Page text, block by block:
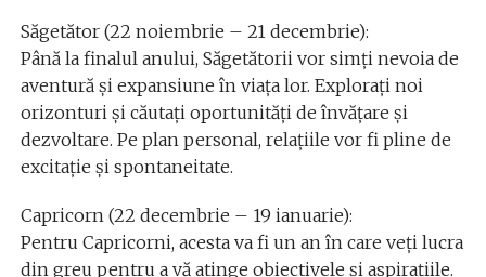
Săgetător (22 noiembrie – 21 decembrie):
Până la finalul anului, Săgetătorii vor simți nevoia de
aventură și expansiune în viața lor. Explorați noi
orizonturi și căutați oportunități de învățare și
dezvoltare. Pe plan personal, relațiile vor fi pline de
excitație și spontaneitate.
Capricorn (22 decembrie – 19 ianuarie):
Pentru Capricorni, acesta va fi un an în care veți lucra
din greu pentru a vă atinge obiectivele și aspirațiile.